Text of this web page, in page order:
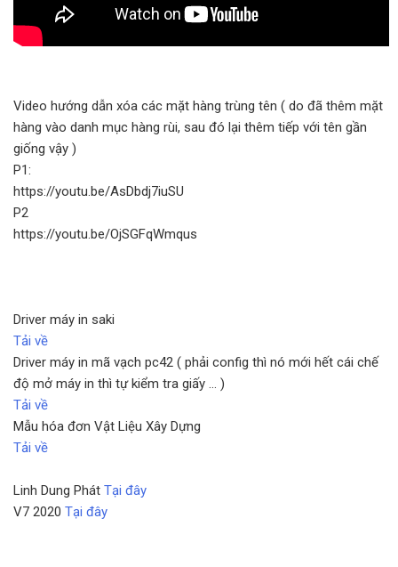
Video hướng dẫn xóa các mặt hàng trùng tên ( do đã thêm mặt
hàng vào danh mục hàng rùi, sau đó lại thêm tiếp với tên gần
giống vậy )
P1:
https://youtu.be/AsDbdj7iuSU
P2
https://youtu.be/OjSGFqWmqus
Driver máy in saki
Tải về
Driver máy in mã vạch pc42 ( phải config thì nó mới hết cái chế
độ mở máy in thì tự kiểm tra giấy ... )
Tải về
Mẫu hóa đơn Vật Liệu Xây Dựng
Tải về
Linh Dung Phát Tại đây
V7 2020 Tại đây